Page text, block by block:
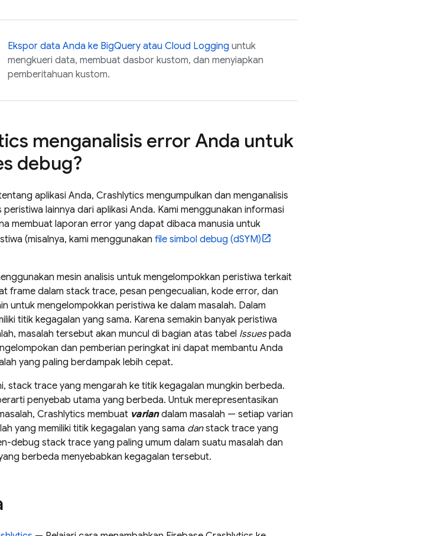
Ekspor data Anda ke BigQuery atau Cloud Logging untuk
mengkueri data, membuat dasbor kustom, dan menyiapkan
pemberitahuan kustom.
menganalisis error Anda untuk
debug?
aplikasi Anda, Crashlytics mengumpulkan dan menganalisis
lainnya dari aplikasi Anda. Kami menggunakan informasi
membuat laporan error yang dapat dibaca manusia untuk
(misalnya, kami menggunakan file simbol debug (dSYM)
mesin analisis untuk mengelompokkan peristiwa terkait
frame dalam stack trace, pesan pengecualian, kode error, dan
untuk mengelompokkan peristiwa ke dalam masalah. Dalam
titik kegagalan yang sama. Karena semakin banyak peristiwa
masalah tersebut akan muncul di bagian atas tabel Issuespada
dan pemberian peringkat ini dapat membantu Anda
yang paling berdampak lebih cepat.
stack trace yang mengarah ke titik kegagalan mungkin berbeda.
penyebab utama yang berbeda. Untuk merepresentasikan
Crashlytics membuat variandalam masalah — setiap varian
yang memiliki titik kegagalan yang sama danstack trace yang
debug stack trace yang paling umum dalam suatu masalah dan
berbeda menyebabkan kegagalan tersebut.